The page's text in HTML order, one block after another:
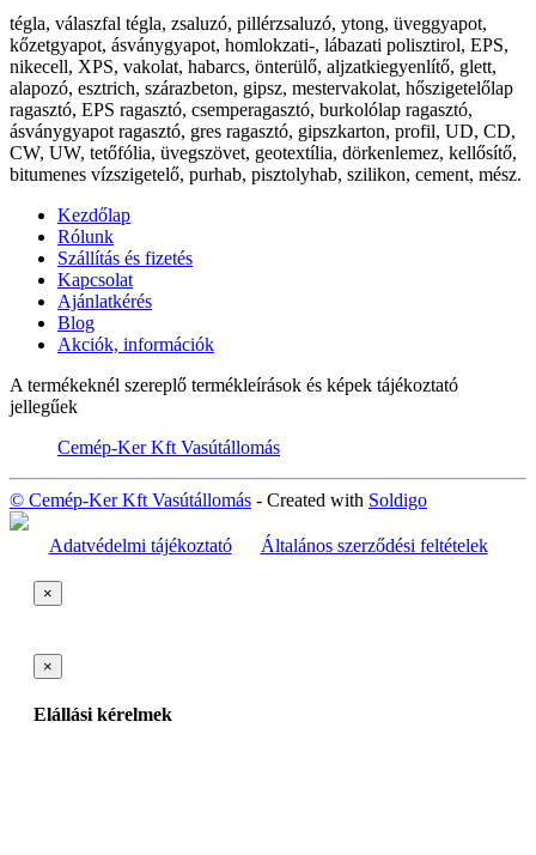
tégla, válaszfal tégla, zsaluzó, pillérzsaluzó, ytong, üveggyapot,
kőzetgyapot, ásványgyapot, homlokzati-, lábazati polisztirol, EPS,
nikecell, XPS, vakolat, habarcs, önterülő, aljzatkiegyenlítő, glett,
alapozó, esztrich, szárazbeton, gipsz, mestervakolat, hőszigetelőlap
ragasztó, EPS ragasztó, csemperagasztó, burkolólap ragasztó,
ásványgyapot ragasztó, gres ragasztó, gipszkarton, profil, UD, CD,
CW, UW, tetőfólia, üvegszövet, geotextília, dörkenlemez, kellősítő,
bitumenes vízszigetelő, purhab, pisztolyhab, szilikon, cement, mész.
Kezdőlap
Rólunk
Szállítás és fizetés
Kapcsolat
Ajánlatkérés
Blog
Akciók, információk
A termékeknél szereplő termékleírások és képek tájékoztató
jellegűek
Cemép-Ker Kft Vasútállomás
© Cemép-Ker Kft Vasútállomás - Created with Soldigo
Adatvédelmi tájékoztató Általános szerződési feltételek
×
×
Elállási kérelmek